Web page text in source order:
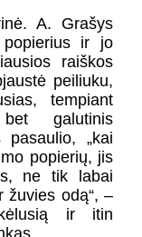
A. Grašys
ir jo
raiškos
peiliuku,
tempiant
bet galutinis
„kai
popierių, jis
ne tik labai
žuvies odą“, –
ir itin